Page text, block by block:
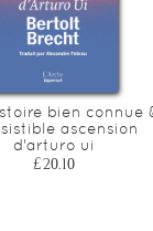
bien connue
ascension
d'arturo ui
£20.10